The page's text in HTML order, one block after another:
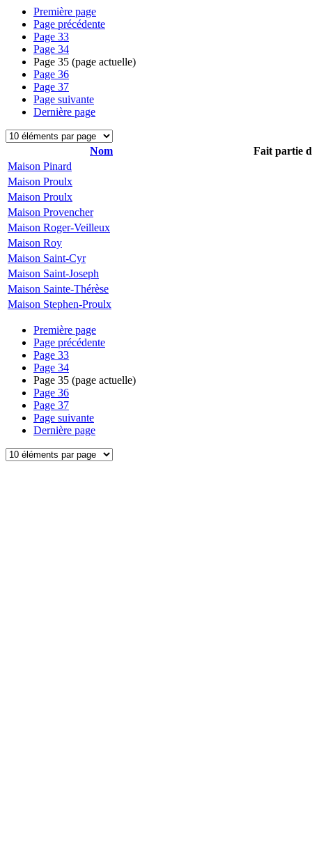
Première page
Page précédente
Page 33
Page 34
Page 35 (page actuelle)
Page 36
Page 37
Page suivante
Dernière page
Nom
Fait partie
Maison Pinard
Maison Proulx
Maison Proulx
Maison Provencher
Maison Roger-Veilleux
Maison Roy
Maison Saint-Cyr
Maison Saint-Joseph
Maison Sainte-Thérèse
Maison Stephen-Proulx
Première page
Page précédente
Page 33
Page 34
Page 35 (page actuelle)
Page 36
Page 37
Page suivante
Dernière page